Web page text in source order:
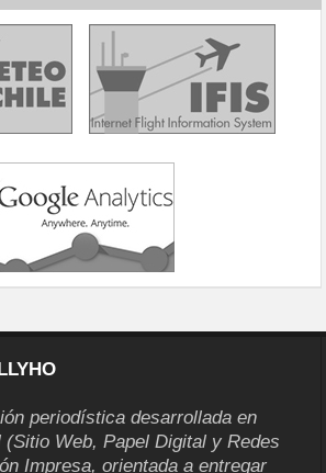
periodística desarrollada en
(Sitio Web, Papel Digital y Redes
Impresa, orientada a entregar